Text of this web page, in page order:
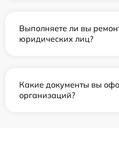
Выполняете ли вы
юридических лиц?
Какие документы вы
организаций?